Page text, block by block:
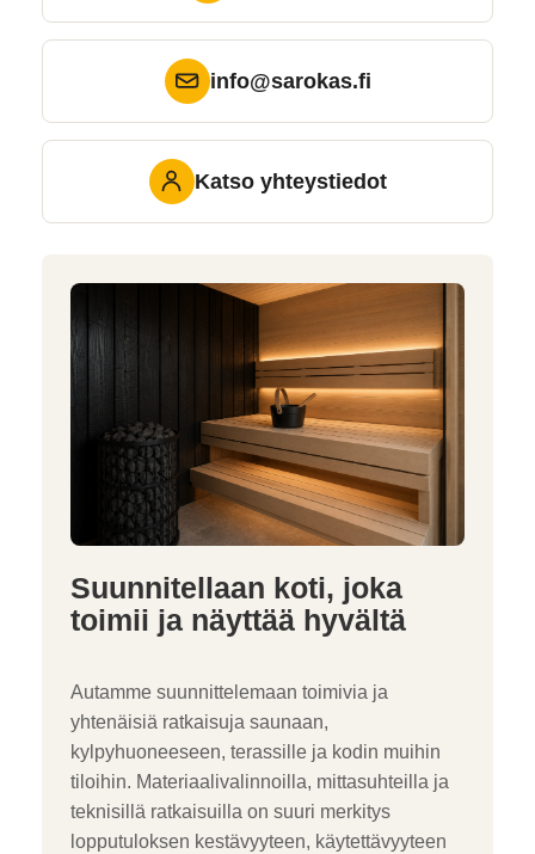
info@sarokas.fi
Katso yhteystiedot
Suunnitellaan koti, joka
toimii ja näyttää hyvältä
Autamme suunnittelemaan toimivia ja
yhtenäisiä ratkaisuja saunaan,
kylpyhuoneeseen, terassille ja kodin muihin
tiloihin. Materiaalivalinnoilla, mittasuhteilla ja
teknisillä ratkaisuilla on suuri merkitys
lopputuloksen kestävyyteen, käytettävyyteen